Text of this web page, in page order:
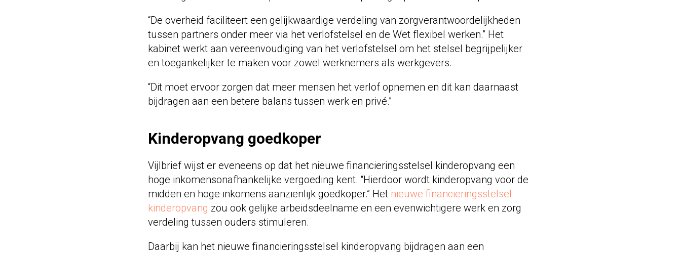
“De overheid faciliteert een gelijkwaardige verdeling van zorgverantwoordelijkheden
tussen partners onder meer via het verlofstelsel en de Wet flexibel werken.” Het
kabinet werkt aan vereenvoudiging van het verlofstelsel om het stelsel begrijpelijker
en toegankelijker te maken voor zowel werknemers als werkgevers.
“Dit moet ervoor zorgen dat meer mensen het verlof opnemen en dit kan daarnaast
bijdragen aan een betere balans tussen werk en privé.”
Kinderopvang goedkoper
Vijlbrief wijst er eveneens op dat het nieuwe financieringsstelsel kinderopvang een
hoge inkomensonafhankelijke vergoeding kent. “Hierdoor wordt kinderopvang voor de
midden en hoge inkomens aanzienlijk goedkoper.” Het nieuwe financieringsstelsel
kinderopvang zou ook gelijke arbeidsdeelname en een evenwichtigere werk en zorg
verdeling tussen ouders stimuleren.
Daarbij kan het nieuwe financieringsstelsel kinderopvang bijdragen aan een